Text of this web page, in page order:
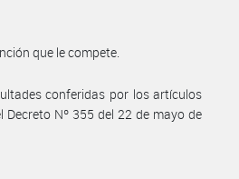
que le compete.
conferidas por los artículos
Decreto Nº 355 del 22 de mayo de